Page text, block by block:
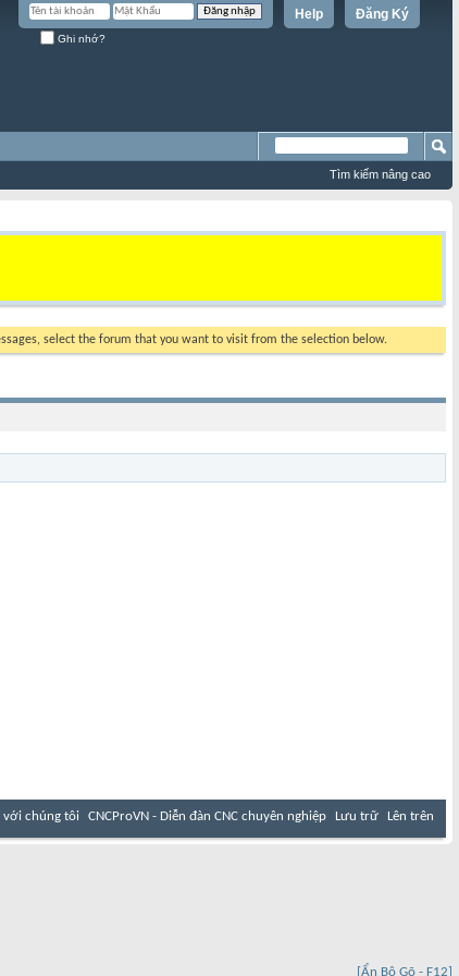
Đăng Ký
Help
Ghi nhớ?
Tìm kiếm nâng cao
select the forum that you want to visit from the selection below.
với chúng tôi CNCProVN - Diễn đàn CNC chuyên nghiệp Lưu trữ Lên trên
[Ẩn Bộ Gõ - F12]